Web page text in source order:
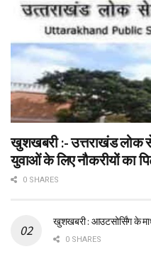
खुशखबरी :- उत्तराखंड लोक
युवाओं के लिए नौकरीयों का
0 SHARES
खुशखबरी : आउटसोर्सिंग के
0 SHARES